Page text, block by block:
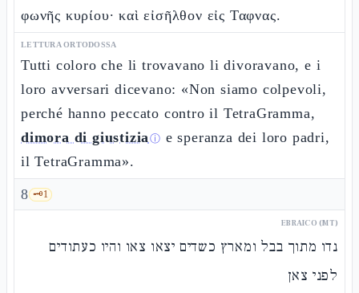
φωνῆς κυρίου· καὶ εἰσῆλθον εἰς Ταφνας.
LETTURA ORTODOSSA
Tutti coloro che li trovavano li divoravano, e i
loro avversari dicevano: «Non siamo colpevoli,
perché hanno peccato contro il TetraGramma,
dimora di giustiziaⓘ e speranza dei loro padri,
il TetraGramma».
8 🗝️1
EBRAICO (MT)
נדו מתוך בבל ומארץ כשדים יצאו צאו והיו כעתודים
לפני צאן